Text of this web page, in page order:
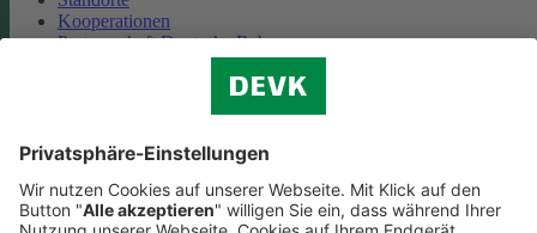
Kooperationen
Partnerschaft Deutsche Bahn